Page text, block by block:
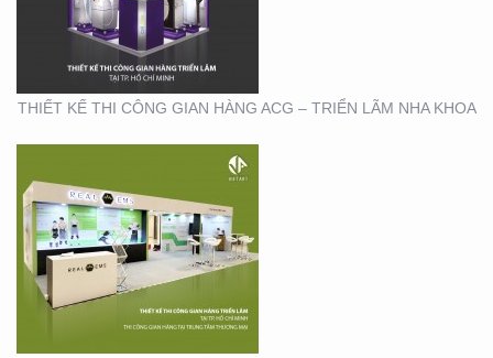
THIẾT KẾ THI CÔNG GIAN HÀNG ACG – TRIỂN LÃM NHA KHOA
TẠI TTTM
THIẾT KẾ THI CÔNG
CHUỖI CỬA HÀNG
THỨC ĂN NHANH TORKI